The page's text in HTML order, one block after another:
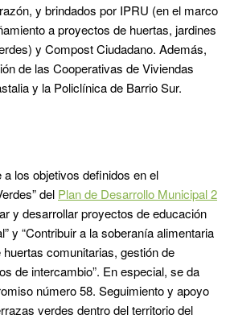
y brindados por IPRU (en el marco
a proyectos de huertas, jardines
y Compost Ciudadano. Además,
de las Cooperativas de Viviendas
y la Policlínica de Barrio Sur.
los objetivos definidos en el
del Plan de Desarrollo Municipal 2
y desarrollar proyectos de educación
y “Contribuir a la soberanía alimentaria
comunitarias, gestión de
de intercambio”. En especial, se da
número 58. Seguimiento y apoyo
verdes dentro del territorio del